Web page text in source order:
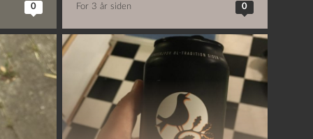
0 For 3 år siden 0